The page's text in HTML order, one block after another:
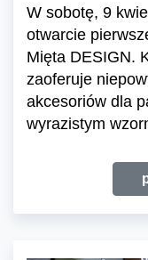
W sobotę, 9
otwarcie
Mięta DESIGN.
zaoferuje
akcesoriów dla
wyrazistym